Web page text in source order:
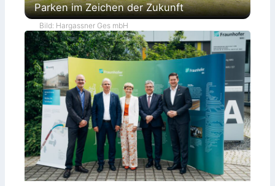
Parken im Zeichen der Zukunft
Bild: Hargassner Ges mbH